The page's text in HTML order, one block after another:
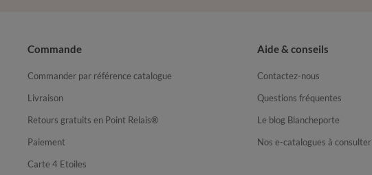
Commande
Commander par référence catalogue
Livraison
Retours gratuits en Point Relais®
Paiement
Carte 4 Etoiles
Aide & conseils
Contactez-nous
Questions fréquentes
Le blog Blancheporte
Nos e-catalogues à consulter